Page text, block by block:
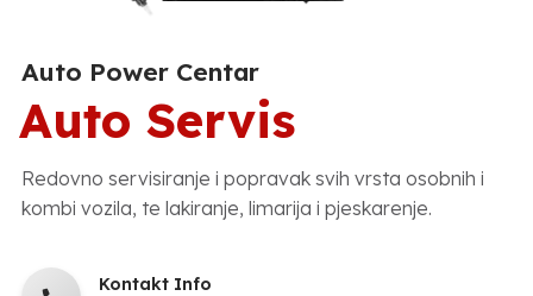
Auto Power Centar
Auto Servis
Redovno servisiranje i popravak svih vrsta osobnih i
kombi vozila, te lakiranje, limarija i pjeskarenje.
Kontakt Info